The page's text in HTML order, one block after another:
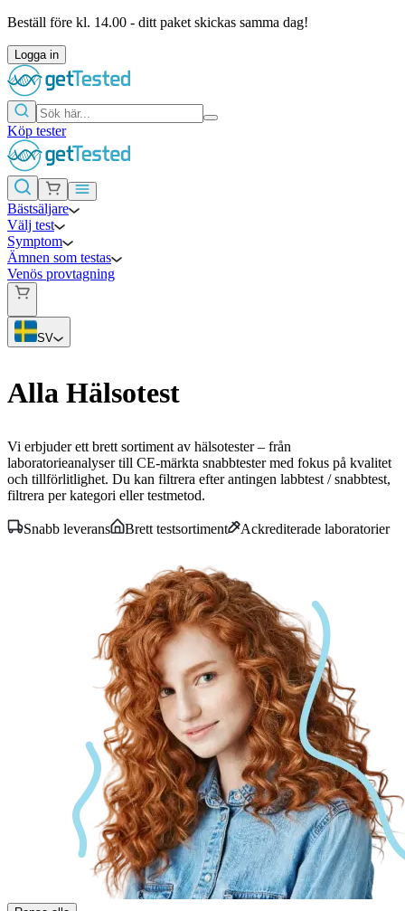
Beställ före kl. 14.00 - ditt paket skickas samma dag!
Logga in
Köp tester
Bästsäljare
Välj test
Symptom
Ämnen som testas
Venös provtagning
SV
Alla Hälsotest
Vi erbjuder ett brett sortiment av hälsotester – från
laboratorieanalyser till CE-märkta snabbtester med fokus på kvalitet
och tillförlitlighet. Du kan filtrera efter antingen labbtest / snabbtest,
filtrera per kategori eller testmetod.
Snabb leverans Brett testsortiment Ackrediterade laboratorier